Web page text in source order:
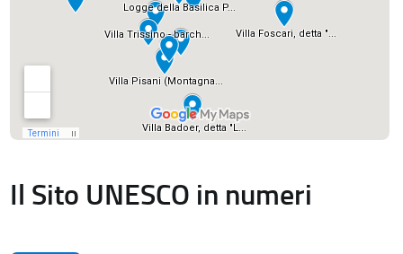
Il Sito UNESCO in numeri